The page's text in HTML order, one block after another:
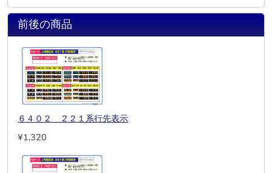
前後の商品
６４０２ ２２１系行先表示
¥1,320